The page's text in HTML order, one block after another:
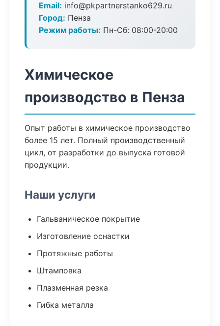
Email: info@pkpartnerstanko629.ru
Город: Пенза
Режим работы: Пн-Сб: 08:00-20:00
Химическое
производство в Пенза
Опыт работы в химическое производство
более 15 лет. Полный производственный
цикл, от разработки до выпуска готовой
продукции.
Наши услуги
Гальваническое покрытие
Изготовление оснастки
Протяжные работы
Штамповка
Плазменная резка
Гибка металла